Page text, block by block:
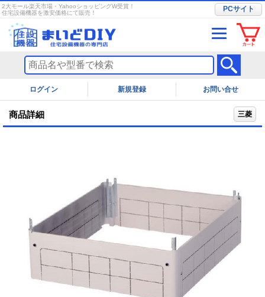
2大モール楽天市場・YahooショッピングW受賞！
住宅設備機器を激安価格にて販売！
PCサイト
ログイン お問い合せ
商品詳細 三菱